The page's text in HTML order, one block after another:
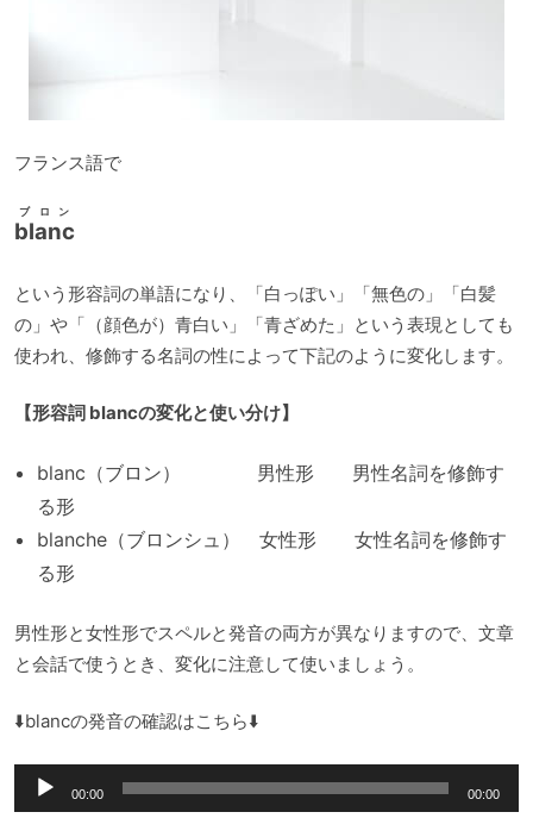
フランス語で
blanc
ブロン
という形容詞の単語になり、「白っぽい」「無色の」「白髪
の」や「（顔色が）青白い」「青ざめた」という表現としても
使われ、修飾する名詞の性によって下記のように変化します。
【形容詞 blancの変化と使い分け】
blanc（ブロン） 男性形 男性名詞を修飾す
る形
blanche（ブロンシュ） 女性形 女性名詞を修飾す
る形
男性形と女性形でスペルと発音の両方が異なりますので、文章
と会話で使うとき、変化に注意して使いましょう。
⬇️blancの発音の確認はこちら⬇️
声
00:00 00:00